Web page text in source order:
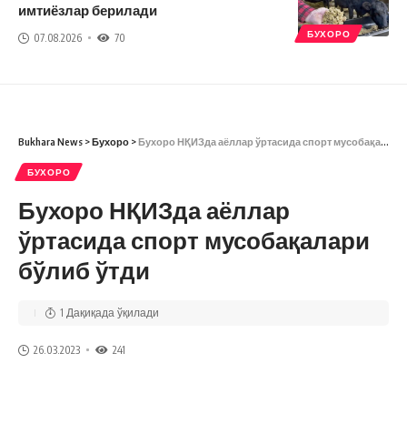
БУХОРО
имтиёзлар берилади
07.08.2026 70
Bukhara News >Бухоро >Бухоро НҚИЗда аёллар ўртасида спорт мусобақалари бўлиб ўтди
БУХОРО
Бухоро НҚИЗда аёллар
ўртасида спорт мусобақалари
бўлиб ўтди
26.03.2023 241
1 Дақиқада ўқилади